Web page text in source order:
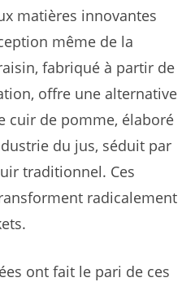
matières innovantes
même de la
fabriqué à partir de
offre une alternative
cuir de pomme, élaboré
du jus, séduit par
traditionnel. Ces
radicalement
ont fait le pari de ces